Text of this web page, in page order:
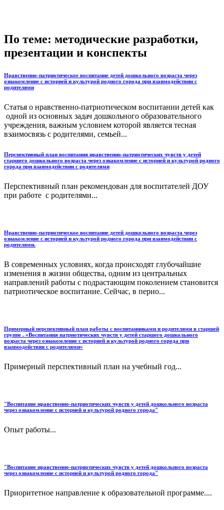
По теме: методические разработки,
презентации и конспекты
Нравственно-патриотическое воспитание детей дошкольного возраста через
ознакомление с историей и культурой родного города при взаимодействии с
родителями
Статья о нравственно-патриотическом воспитании детей как
одной из основных задач дошкольного образовательного
учреждения, важным условием которой является тесная
взаимосвязь с родителями, семьей...
Перспективный план воспитания нравственно-патриотических чувств у детей
старшего дошкольного возраста через ознакомление с историей и культурой родного
города при взаимодействии с родителями
Перспективный план рекомендован для воспитателей ДОУ
при работе с родителями...
Нравственно-патриотическое воспитание детей дошкольного возраста через
ознакомление с историей и культурой родного города при взаимодействии с
родителями.
В современных условиях, когда происходят глубочайшие
изменения в жизни общества, одним из центральных
направлений работы с подрастающим поколением становится
патриотическое воспитание. Сейчас, в перио...
Примерный перспективный план работы с воспитанниками и родителями в старшей
группе . «Воспитания патриотических чувств у детей старшего дошкольного
возраста через ознакомление с историей и культурой родного города при
взаимодействии с родителями»
Примерный перспективный план на учебный год...
"Воспитание нравственно-патриотических чувств у детей дошкольного возраста
через ознакомление с историей и культурой родного города"
Опыт работы...
"Воспитание нравственно-патриотических чувств у детей дошкольного возраста
через ознакомление с историей и культурой родного города"
Приоритетное направление к образовательной программе....